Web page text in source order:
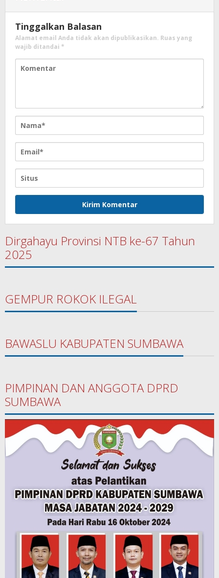
Tinggalkan Balasan
Alamat email Anda tidak akan dipublikasikan. Ruas yang
wajib ditandai *
Dirgahayu Provinsi NTB ke-67 Tahun
2025
GEMPUR ROKOK ILEGAL
BAWASLU KABUPATEN SUMBAWA
PIMPINAN DAN ANGGOTA DPRD
SUMBAWA